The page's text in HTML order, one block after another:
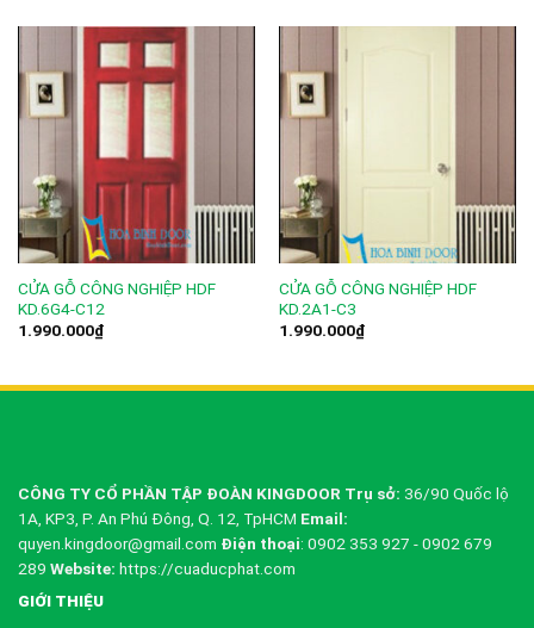
CỬA GỖ CÔNG NGHIỆP HDF
KD.6G4-C12
1.990.000₫
CỬA GỖ CÔNG NGHIỆP HDF
KD.2A1-C3
1.990.000₫
CÔNG TY CỔ PHẦN TẬP ĐOÀN KINGDOOR Trụ sở: 36/90 Quốc lộ
1A, KP3, P. An Phú Đông, Q. 12, TpHCM Email:
quyen.kingdoor@gmail.com Điện thoại: 0902 353 927 - 0902 679
289 Website: https://cuaducphat.com
GIỚI THIỆU